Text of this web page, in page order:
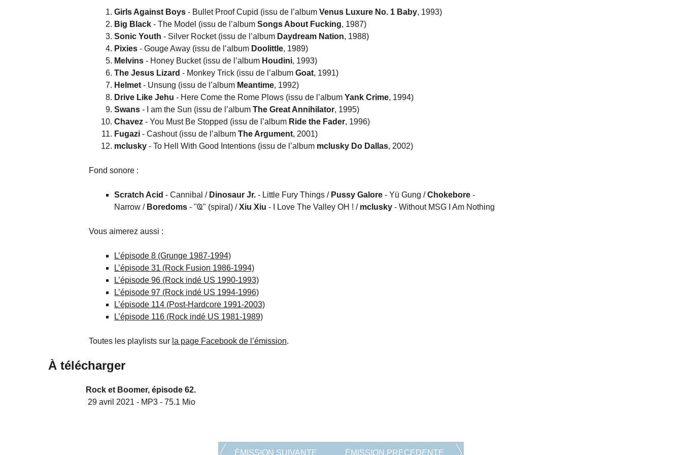
Girls Against Boys - Bullet Proof Cupid (issu de l’album Venus Luxure No. 1 Baby, 1993)
Big Black - The Model (issu de l’album Songs About Fucking, 1987)
Sonic Youth - Silver Rocket (issu de l’album Daydream Nation, 1988)
Pixies - Gouge Away (issu de l’album Doolittle, 1989)
Melvins - Honey Bucket (issu de l’album Houdini, 1993)
The Jesus Lizard - Monkey Trick (issu de l’album Goat, 1991)
Helmet - Unsung (issu de l’album Meantime, 1992)
Drive Like Jehu - Here Come the Rome Plows (issu de l’album Yank Crime, 1994)
Swans - I am the Sun (issu de l’album The Great Annihilator, 1995)
Chavez - You Must Be Stopped (issu de l’album Ride the Fader, 1996)
Fugazi - Cashout (issu de l’album The Argument, 2001)
mclusky - To Hell With Good Intentions (issu de l’album mclusky Do Dallas, 2002)
Fond sonore :
Scratch Acid - Cannibal / Dinosaur Jr. - Little Fury Things / Pussy Galore - Yü Gung /Chokebore -
Narrow / Boredoms - "Ҩ" (spiral) /Xiu Xiu - I Love The Valley OH ! / mclusky - Without MSG I Am Nothing
Vous aimerez aussi :
L’épisode 8 (Grunge 1987-1994)
L’épisode 31 (Rock Fusion 1986-1994)
L’épisode 96 (Rock indé US 1990-1993)
L’épisode 97 (Rock indé US 1994-1996)
L’épisode 114 (Post-Hardcore 1991-2003)
L’épisode 116 (Rock indé US 1981-1989)
Toutes les playlists sur la page Facebook de l’émission.
À télécharger
Rock et Boomer, épisode 62.
29 avril 2021 - MP3 - 75.1 Mio
ÉMISSION SUIVANTE ÉMISSION PRECEDENTE